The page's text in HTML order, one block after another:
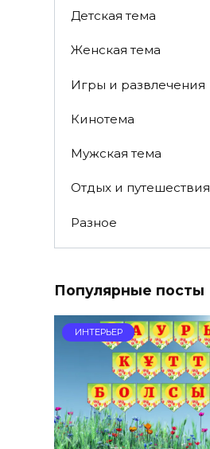
Детская тема
Женская тема
Игры и развлечения
Кинотема
Мужская тема
Отдых и путешествия
Разное
Популярные посты
ИНТЕРЬЕР